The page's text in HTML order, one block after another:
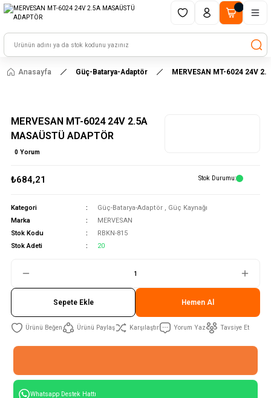
1500 TL ve üzeri alışverişlerinizde kargo ücretsiz!
HAYAL ET - TASARLA - ÇALIŞTIR
Anasayfa Güç-Batarya-Adaptör MERVESAN MT-6024 24V
MERVESAN MT-6024 24V 2.5A
MASAÜSTÜ ADAPTÖR
0 Yorum
₺684,21 Stok Durumu
Kategori Güç-Batarya-Adaptör , Güç Kaynağı
Marka
MERVESAN
Stok Kodu
RBKN-815
Stok Adeti
20
Sepete Ekle Hemen Al
Ürünü Paylaş Karşılaştır Yorum Yaz Tavsiye Et
Whatsapp Destek Hattı